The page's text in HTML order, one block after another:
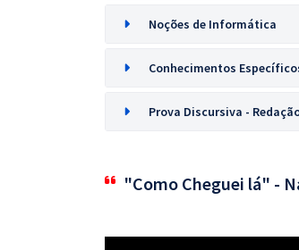
Noções de Informática
Conhecimentos
Prova Discursiva -
"Como Cheguei lá" -